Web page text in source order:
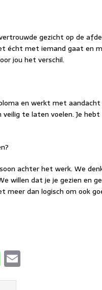
gezicht op de
écht met iemand gaat en
jou het verschil.
en werkt met
te laten voelen. Je
achter het werk. We
willen dat je je gezien en
meer dan logisch om ook
W
h